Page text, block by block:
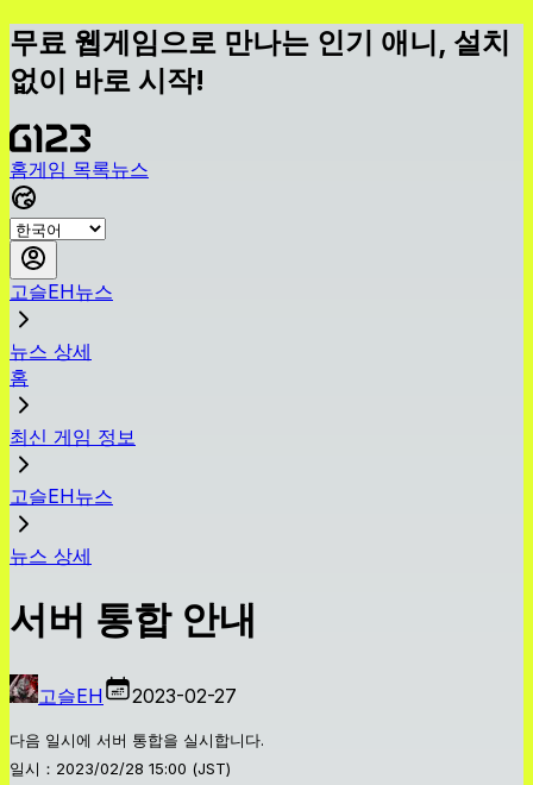
무료 웹게임으로 만나는 인기 애니, 설치
없이 바로 시작!
홈게임 목록뉴스
고슬EH뉴스
뉴스 상세
홈
최신 게임 정보
고슬EH뉴스
뉴스 상세
서버 통합 안내
고슬EH 2023-02-27
다음 일시에 서버 통합을 실시합니다.
일시：2023/02/28 15:00 (JST)